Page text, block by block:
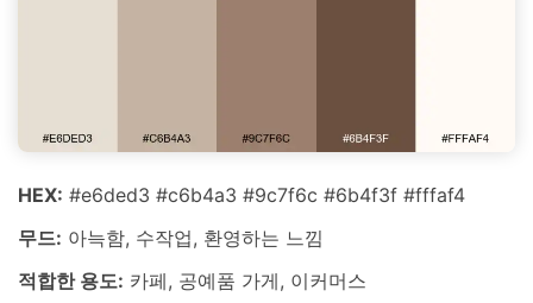
HEX: #e6ded3 #c6b4a3 #9c7f6c #6b4f3f #fffaf4
무드: 아늑함, 수작업, 환영하는 느낌
적합한 용도: 카페, 공예품 가게, 이커머스